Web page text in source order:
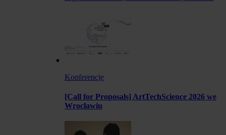
Konferencje
[Call for Proposals] ArtTechScience 2026 we
Wrocławiu